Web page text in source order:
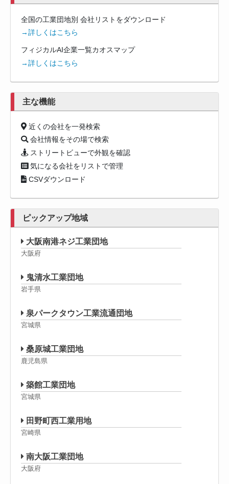
全国の工業団地別 会社リストをダウンロード
→詳しくはこちら
フィジカルAI企業一覧カオスマップ
→詳しくはこちら
主な機能
近くの会社を一発検索
会社情報をその場で検索
ストリートビューで外観を確認
気になる会社をリストで管理
CSVダウンロード
ピックアップ地域
大阪南港ネジ工業団地
大阪府
鬼清水工業団地
岩手県
泉パークタウン工業流通団地
宮城県
桑原城工業団地
鹿児島県
築館工業団地
宮城県
田野町西工業用地
宮崎県
南大阪工業団地
大阪府